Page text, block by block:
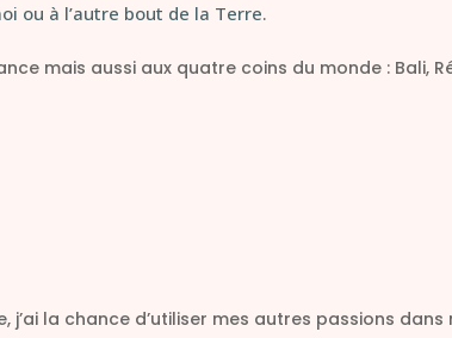
ou à l’autre bout de la Terre.
mais aussi aux quatre coins du monde : Bali,
la chance d’utiliser mes autres passions